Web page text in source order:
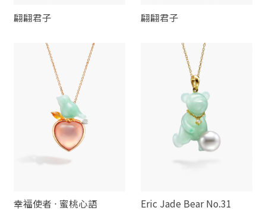
翩翩君子 翩翩君子
幸福使者 ⋅ 蜜桃心語 Eric Jade Bear No.31